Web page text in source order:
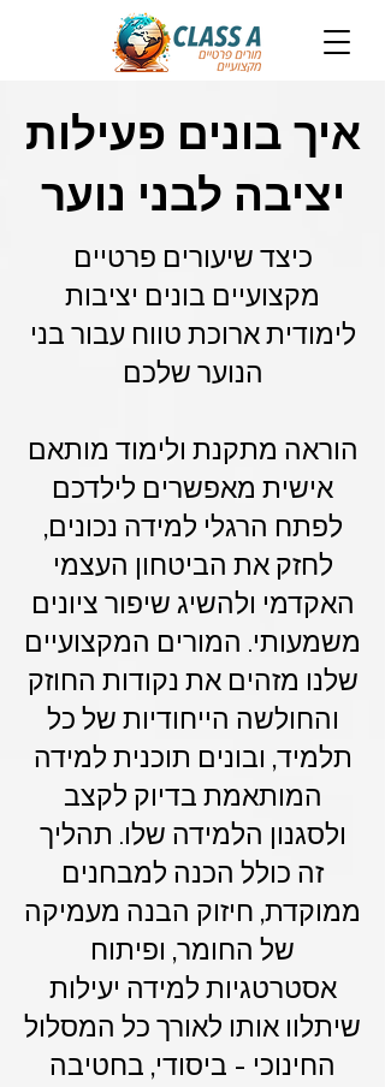
איך בונים פעילות
יציבה לבני נוער
כיצד שיעורים פרטיים
מקצועיים בונים יציבות
לימודית ארוכת טווח עבור בני
הנוער שלכם
הוראה מתקנת ולימוד מותאם
אישית מאפשרים לילדכם
לפתח הרגלי למידה נכונים,
לחזק את הביטחון העצמי
האקדמי ולהשיג שיפור ציונים
משמעותי. המורים המקצועיים
שלנו מזהים את נקודות החוזק
והחולשה הייחודיות של כל
תלמיד, ובונים תוכנית למידה
המותאמת בדיוק לקצב
ולסגנון הלמידה שלו. תהליך
זה כולל הכנה למבחנים
ממוקדת, חיזוק הבנה מעמיקה
של החומר, ופיתוח
אסטרטגיות למידה יעילות
שיתלוו אותו לאורך כל המסלול
החינוכי - ביסודי, בחטיבה